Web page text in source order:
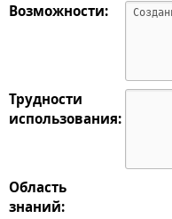
Возможности:
Трудности
использования:
Область
знаний: